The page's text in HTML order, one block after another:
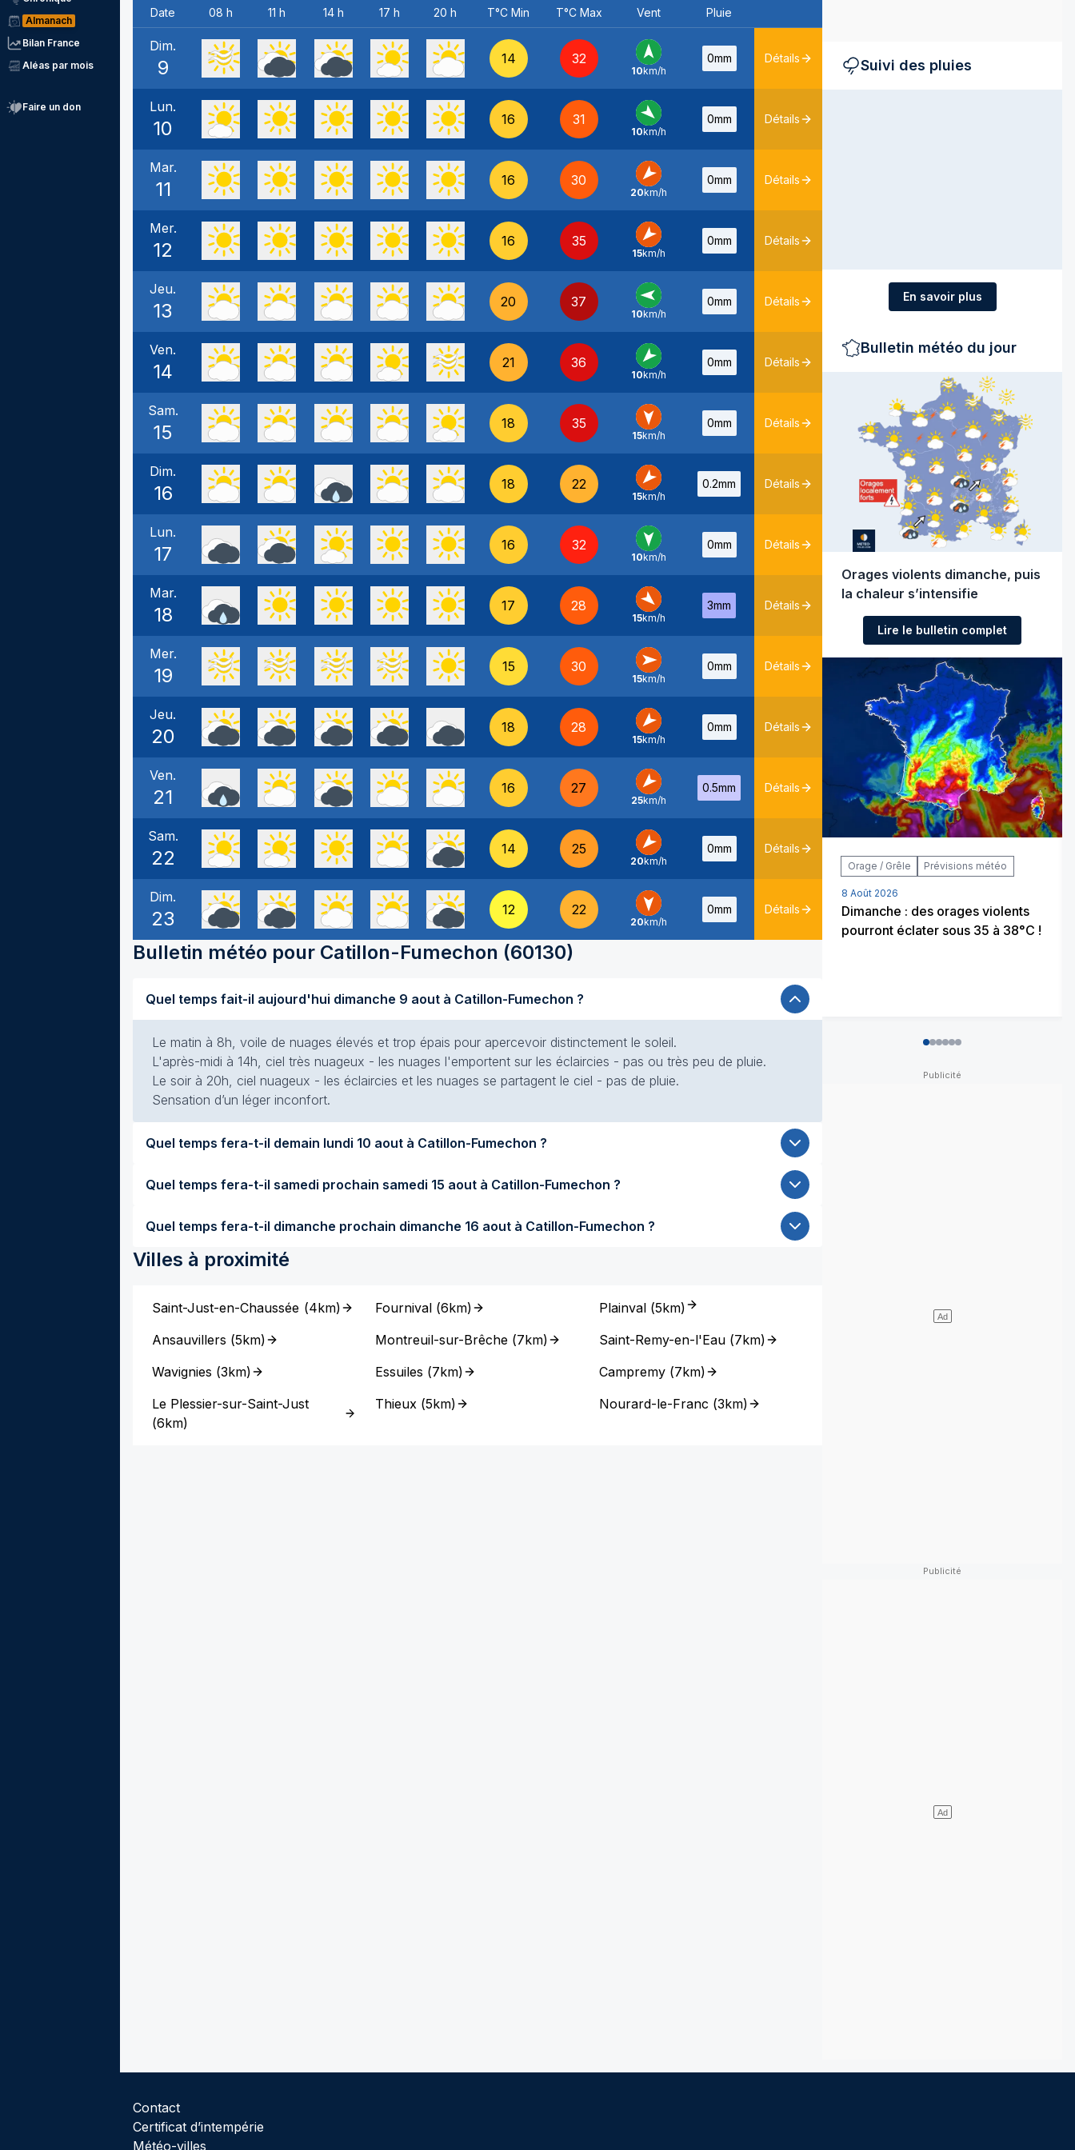
Almanach
Bilan France
Aléas par mois
Faire un don
Date 08 h 11 h 14 h 17 h 20 h T°C Min T°C Max Vent Pluie
Dim.
9 14 32
S -
10km/h
0mm Détails
Lun.
10 16 31
NO -
10km/h
0mm Détails
Mar.
11 16 30
NE -
20km/h
0mm Détails
Mer.
12 16 35
NE -
15km/h
0mm Détails
Jeu.
13 20 37
E -
10km/h
0mm Détails
Ven.
14 21 36
NE -
10km/h
0mm Détails
Sam.
15 18 35
N -
15km/h
0mm Détails
Dim.
16 18 22
NE -
15km/h
0.2mm Détails
Lun.
17 16 32
N -
10km/h
0mm Détails
Mar.
18 17 28
NO
15km/h
3mm Détails
Mer.
19 15 30
O -
15km/h
0mm Détails
Jeu.
20 18 28
NE -
15km/h
0mm Détails
Ven.
21 16 27
NE -
25km/h
0.5mm Détails
Sam.
22 14 25
NE -
20km/h
0mm Détails
Dim.
23 12 22
N -
20km/h
0mm Détails
Bulletin météo pour Catillon-Fumechon (60130)
Quel temps fait-il aujourd'hui dimanche 9 aout à Catillon-Fumechon ?
Le matin à 8h, voile de nuages élevés et trop épais pour apercevoir distinctement le soleil.
L'après-midi à 14h, ciel très nuageux - les nuages l'emportent sur les éclaircies - pas ou très peu de pluie.
Le soir à 20h, ciel nuageux - les éclaircies et les nuages se partagent le ciel - pas de pluie.
Sensation d’un léger inconfort.
Quel temps fera-t-il demain lundi 10 aout à Catillon-Fumechon ?
Quel temps fera-t-il samedi prochain samedi 15 aout à Catillon-Fumechon ?
Quel temps fera-t-il dimanche prochain dimanche 16 aout à Catillon-Fumechon ?
Villes à proximité
Saint-Just-en-Chaussée (4km)
Ansauvillers (5km)
Wavignies (3km)
Le Plessier-sur-Saint-Just
(6km)
Fournival (6km)
Montreuil-sur-Brêche (7km)
Essuiles (7km)
Thieux (5km)
Plainval(5km)
Saint-Remy-en-l'Eau(7km)
Campremy(7km)
Nourard-le-Franc (3km)
Suivi des pluies
En savoir plus
Bulletin météo du jour
Orages violents dimanche, puis
la chaleur s’intensifie
Lire le bulletin complet
Orage / Grêle Prévisions météo
8 Août 2026
Dimanche : des orages violents
pourront éclater sous 35 à 38°C !
Contact
Certificat d’intempérie
Météo-villes